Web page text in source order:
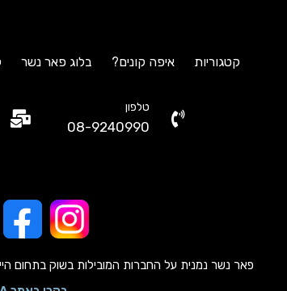
קטגוריות איפה קונים? בלוג פאר נשר
טלפון
08-9240990
פאר נשר נמנית על החברות המובילות בשוק בתחום